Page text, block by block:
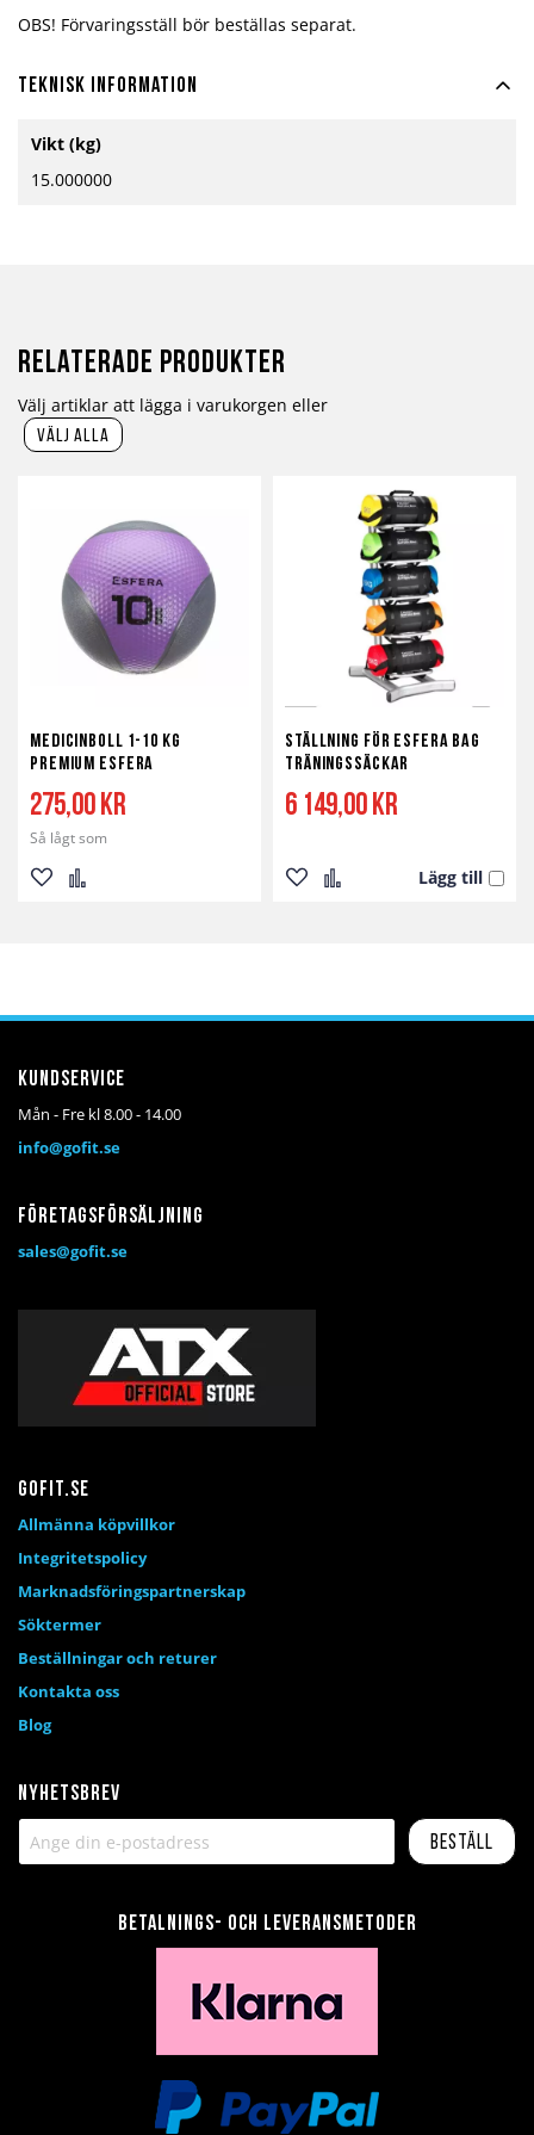
OBS! Förvaringsställ bör beställas separat.
Teknisk information
information
Vikt (kg)
15.000000
Relaterade produkter
Välj artiklar att lägga i varukorgen eller
välj alla
Medicinboll 1-10 kg
Premium Esfera
Så lågt som
275,00 kr
Ställning för Esfera Bag
träningssäckar
6 149,00 kr
Lägg till
Nyhetsbrev
Beställ
Kundservice
Mån - Fre kl 8.00 - 14.00
info@gofit.se
Företagsförsäljning
sales@gofit.se
Betalnings- och leveransmetoder
Gofit.se
Allmänna köpvillkor
Integritetspolicy
Marknadsföringspartnerskap
Söktermer
Beställningar och returer
Kontakta oss
Blog